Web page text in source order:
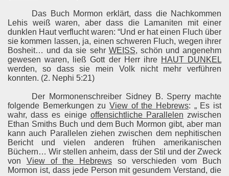
Das Buch Mormon erklärt, dass die Nachkommen
Lehis weiß waren, aber dass die Lamaniten mit einer
dunklen Haut verflucht waren: “Und er hat einen Fluch über
sie kommen lassen, ja, einen schweren Fluch, wegen ihrer
Bosheit… und da sie sehr WEISS, schön und angenehm
gewesen waren, ließ Gott der Herr ihre HAUT DUNKEL
werden, so dass sie mein Volk nicht mehr verführen
konnten. (2. Nephi 5:21)
Der Mormonenschreiber Sidney B. Sperry machte
folgende Bemerkungen zu View of the Hebrews: „ Es ist
wahr, dass es einige offensichtliche Parallelen zwischen
Ethan Smiths Buch und dem Buch Mormon gibt, aber man
kann auch Parallelen ziehen zwischen dem nephitischen
Bericht und vielen anderen frühen amerikanischen
Büchern… Wir stellen anheim, dass der Stil und der Zweck
von View of the Hebrews so verschieden vom Buch
Mormon ist, dass jede Person mit gesundem Verstand, die